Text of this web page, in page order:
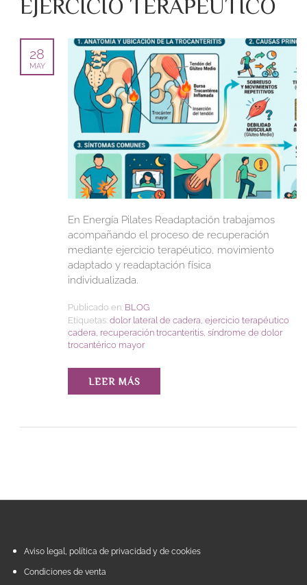
EJERCICIO TERAPÉUTICO
28
MAY
En Energía Pilates Readaptación trabajamos
acompañando el proceso de recuperación
mediante ejercicio terapéutico, movimiento
adaptado y readaptación física
individualizada.
Publicado en: BLOG
Etiquetas: dolor lateral de cadera, ejercicio terapéutico
cadera, recuperación trocanteritis, síndrome de dolor
trocantérico mayor
LEER MÁS
Aviso legal, política de privacidad y de cookies
Condiciones de venta